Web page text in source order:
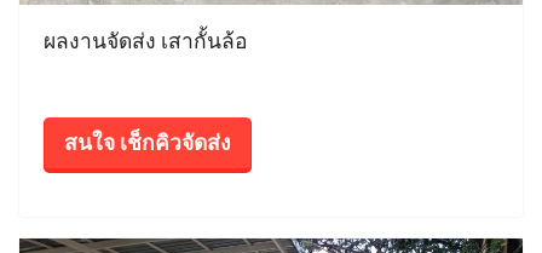
ผลงานจัดส่ง เสากั้นล้อ
สนใจ เช็กคิวจัดส่ง